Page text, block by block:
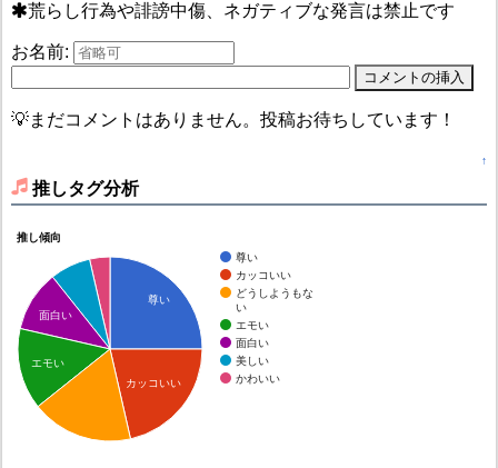
荒らし行為や誹謗中傷、ネガティブな発言は禁止です
お名前:
💡まだコメントはありません。投稿お待ちしています！
↑
推しタグ分析
推し傾向
尊い
カッコいい
どうしようもな
い
エモい
面白い
美しい
かわいい
尊い
カッコいい
面白い
エモい